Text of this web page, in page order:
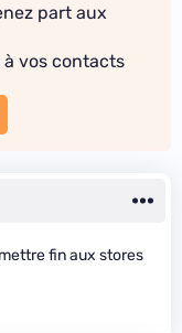
part aux
vos contacts
fin aux stores